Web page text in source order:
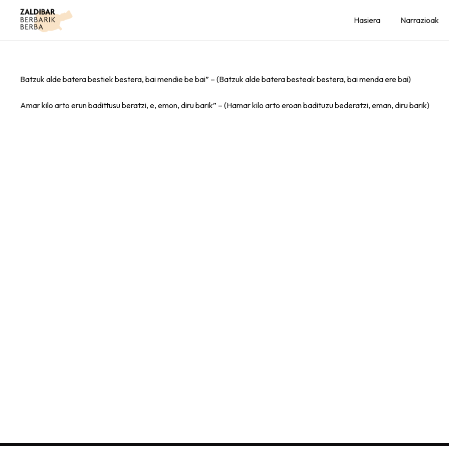
Hasiera Narrazioak
Batzuk alde batera bestiek bestera, bai mendie be bai” – (Batzuk alde batera besteak bestera, bai menda ere bai)
Amar kilo arto erun badittusu beratzi, e, emon, diru barik” – (Hamar kilo arto eroan badituzu bederatzi, eman, diru barik)